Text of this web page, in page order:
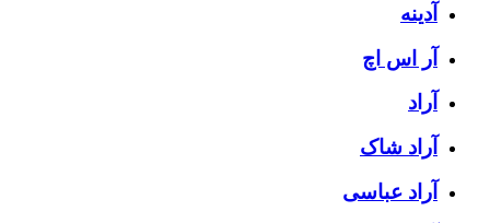
آدینه
آر اس اچ
آراد
آراد شاک
آراد عباسی